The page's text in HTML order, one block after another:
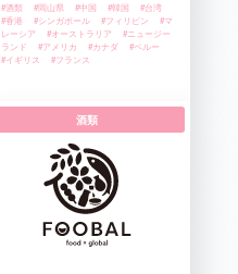
#酒類 #岡山県 #中国 #韓国
#台湾
#香港
#シンガポール #フィリピン
#マ
レーシア
#オーストラリア
#ニュージー
ランド
#アメリカ #カナダ
#ペルー
#イギリス
#フランス
酒類